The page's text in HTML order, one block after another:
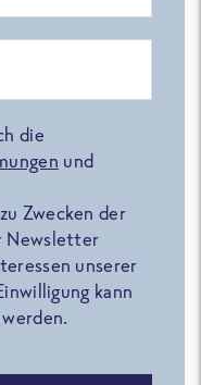
die
und
Zwecken der
Newsletter
unserer
kann